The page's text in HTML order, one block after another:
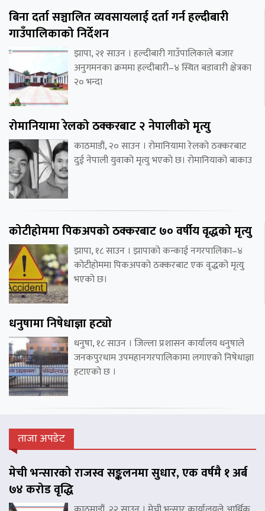
बिना दर्ता सञ्चालित व्यवसायलाई दर्ता गर्न हल्दीबारी
गाउँपालिकाको निर्देशन
झापा, २१ साउन । हल्दीबारी गाउँपालिकाले बजार
अनुगमनका क्रममा हल्दीबारी–४ स्थित बडावारी क्षेत्रका
२० भन्दा
रोमानियामा रेलको ठक्करबाट २ नेपालीको मृत्यु
काठमाडौं, २० साउन । रोमानियामा रेलको ठक्करबाट
दुई नेपाली युवाको मृत्यु भएको छ। रोमानियाको बाकाउ
कोटीहोममा पिकअपको ठक्करबाट ७० वर्षीय वृद्धको मृत्यु
झापा, १८ साउन । झापाको कन्काई नगरपालिका–४
कोटीहोममा पिकअपको ठक्करबाट एक वृद्धको मृत्यु
भएको छ।
धनुषामा निषेधाज्ञा हट्यो
धनुषा, १८ साउन । जिल्ला प्रशासन कार्यालय धनुषाले
जनकपुरधाम उपमहानगरपालिकामा लगाएको निषेधाज्ञा
हटाएको छ ।
ताजा अपडेट
मेची भन्सारको राजस्व सङ्कलनमा सुधार, एक वर्षमै १ अर्ब
७४ करोड वृद्धि